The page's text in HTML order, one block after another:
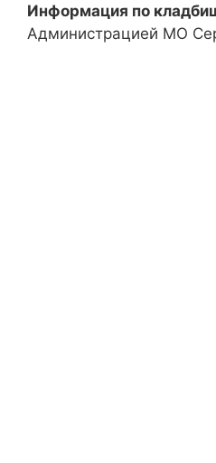
Информация по
Администрацией МО